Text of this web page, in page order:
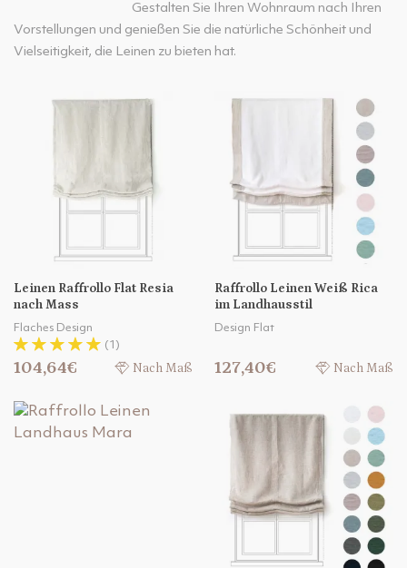
Gestalten Sie Ihren Wohnraum nach Ihren
Vorstellungen und genießen Sie die natürliche Schönheit und
Vielseitigkeit, die Leinen zu bieten hat.
Leinen Raffrollo Flat Resia
nach Mass
Flaches Design
(1)
104,64€ Nach Maß
Raffrollo Leinen Weiß Rica
im Landhausstil
Design Flat
127,40€ Nach Maß